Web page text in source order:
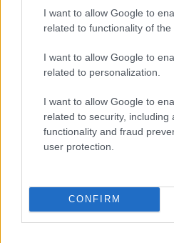
I want to allow Google to
related to functionality of the
I want to allow Google to
related to personalization.
I want to allow Google to
related to security, including
functionality and fraud
user protection.
CONFIRM
ΝΙΚΟΣ1971 09·06·2021
Μη ξεχνάτε ότι στη Τουρκία